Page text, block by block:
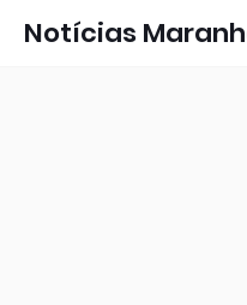
Notícias